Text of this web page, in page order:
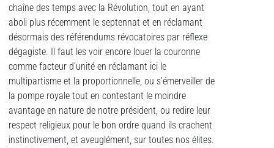
chaîne des temps avec la Révolution, tout en ayant
aboli plus récemment le septennat et en réclamant
désormais des référendums révocatoires par réflexe
dégagiste. Il faut les voir encore louer la couronne
comme facteur d’unité en réclamant ici le
multipartisme et la proportionnelle, ou s’émerveiller de
la pompe royale tout en contestant le moindre
avantage en nature de notre président, ou redire leur
respect religieux pour le bon ordre quand ils crachent
instinctivement, et aveuglément, sur toutes nos élites.